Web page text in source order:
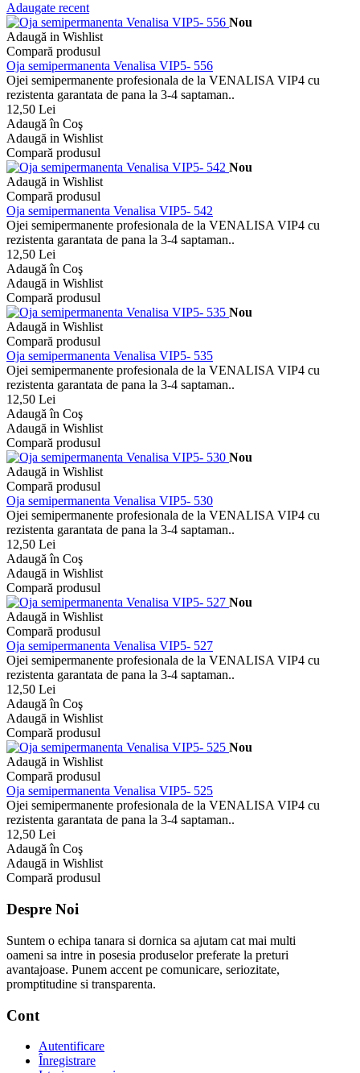
Adaugate recent
Nou
Adaugă in Wishlist
Compară produsul
Oja semipermanenta Venalisa VIP5- 556
Ojei semipermanente profesionala de la VENALISA VIP4 cu
rezistenta garantata de pana la 3-4 saptaman..
12,50 Lei
Adaugă în Coş
Adaugă in Wishlist
Compară produsul
Nou
Adaugă in Wishlist
Compară produsul
Oja semipermanenta Venalisa VIP5- 542
Ojei semipermanente profesionala de la VENALISA VIP4 cu
rezistenta garantata de pana la 3-4 saptaman..
12,50 Lei
Adaugă în Coş
Adaugă in Wishlist
Compară produsul
Nou
Adaugă in Wishlist
Compară produsul
Oja semipermanenta Venalisa VIP5- 535
Ojei semipermanente profesionala de la VENALISA VIP4 cu
rezistenta garantata de pana la 3-4 saptaman..
12,50 Lei
Adaugă în Coş
Adaugă in Wishlist
Compară produsul
Nou
Adaugă in Wishlist
Compară produsul
Oja semipermanenta Venalisa VIP5- 530
Ojei semipermanente profesionala de la VENALISA VIP4 cu
rezistenta garantata de pana la 3-4 saptaman..
12,50 Lei
Adaugă în Coş
Adaugă in Wishlist
Compară produsul
Nou
Adaugă in Wishlist
Compară produsul
Oja semipermanenta Venalisa VIP5- 527
Ojei semipermanente profesionala de la VENALISA VIP4 cu
rezistenta garantata de pana la 3-4 saptaman..
12,50 Lei
Adaugă în Coş
Adaugă in Wishlist
Compară produsul
Nou
Adaugă in Wishlist
Compară produsul
Oja semipermanenta Venalisa VIP5- 525
Ojei semipermanente profesionala de la VENALISA VIP4 cu
rezistenta garantata de pana la 3-4 saptaman..
12,50 Lei
Adaugă în Coş
Adaugă in Wishlist
Compară produsul
Despre Noi
Suntem o echipa tanara si dornica sa ajutam cat mai multi
oameni sa intre in posesia produselor preferate la preturi
avantajoase. Punem accent pe comunicare, seriozitate,
promptitudine si transparenta.
Cont
Autentificare
Înregistrare